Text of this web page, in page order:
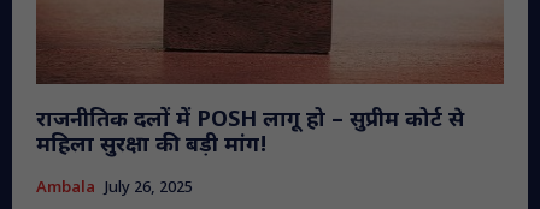
राजनीतिक दलों में POSH लागू हो – सुप्रीम कोर्ट से
महिला सुरक्षा की बड़ी मांग!
Ambala July 26, 2025